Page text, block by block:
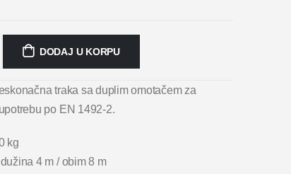
DODAJ U KORPU
traka sa duplim omotačem za
po EN 1492-2.
kg
4 m / obim 8 m